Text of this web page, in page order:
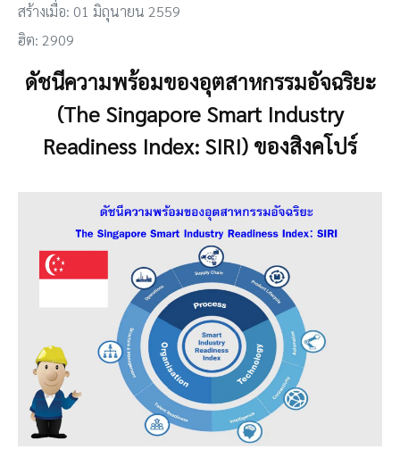
สร้างเมื่อ: 01 มิถุนายน 2559
ฮิต: 2909
ดัชนีความพร้อมของอุตสาหกรรมอัจฉริยะ
(The Singapore Smart Industry
Readiness Index: SIRI) ของสิงคโปร์